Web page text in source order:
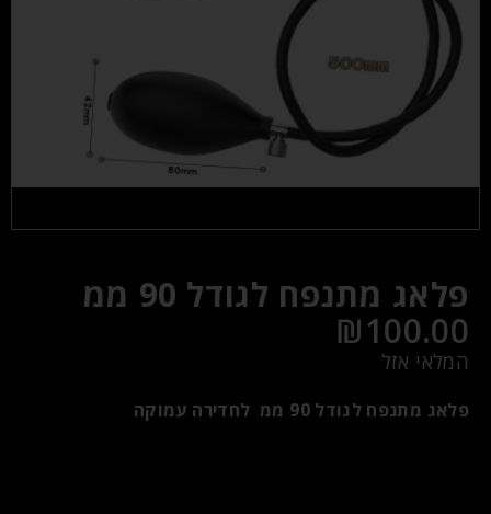
פלאג מתנפח לגודל 90 ממ
₪100.00
המלאי אזל
פלאג מתנפח לגודל 90 ממ לחדירה עמוקה